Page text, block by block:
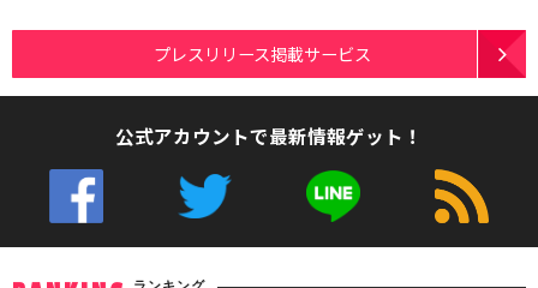
プレスリリース掲載サービス
公式アカウントで最新情報ゲット！